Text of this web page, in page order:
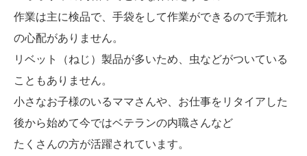
作業は主に検品で、手袋をして作業ができるので手荒れ
の心配がありません。
リベット（ねじ）製品が多いため、虫などがついている
こともありません。
小さなお子様のいるママさんや、お仕事をリタイアした
後から始めて今ではベテランの内職さんなど
たくさんの方が活躍されています。